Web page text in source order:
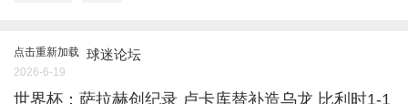
点击重新加载 球迷论坛
2026-6-19
世界杯：萨拉赫创纪录 卢卡库替补造乌龙 比利时1-1